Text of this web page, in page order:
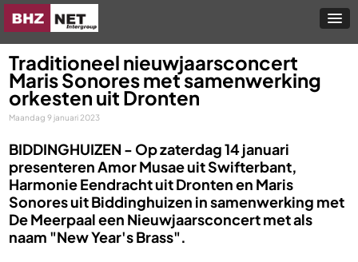
Traditioneel nieuwjaarsconcert
Maris Sonores met samenwerking
orkesten uit Dronten
Maandag 9 januari 2023
BIDDINGHUIZEN - Op zaterdag 14 januari
presenteren Amor Musae uit Swifterbant,
Harmonie Eendracht uit Dronten en Maris
Sonores uit Biddinghuizen in samenwerking met
De Meerpaal een Nieuwjaarsconcert met als
naam "New Year's Brass".